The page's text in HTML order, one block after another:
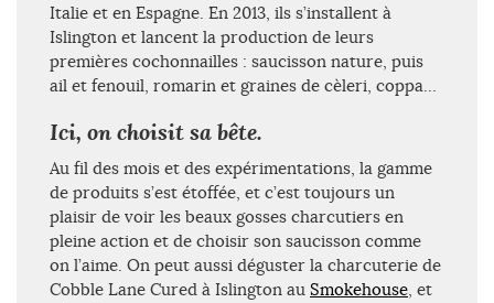
Italie et en Espagne. En 2013, ils s’installent à
Islington et lancent la production de leurs
premières cochonnailles : saucisson nature, puis
ail et fenouil, romarin et graines de cèleri, coppa…
Ici, on choisit sa bête.
Au fil des mois et des expérimentations, la gamme
de produits s’est étoffée, et c’est toujours un
plaisir de voir les beaux gosses charcutiers en
pleine action et de choisir son saucisson comme
on l’aime. On peut aussi déguster la charcuterie de
Cobble Lane Cured à Islington au Smokehouse , et